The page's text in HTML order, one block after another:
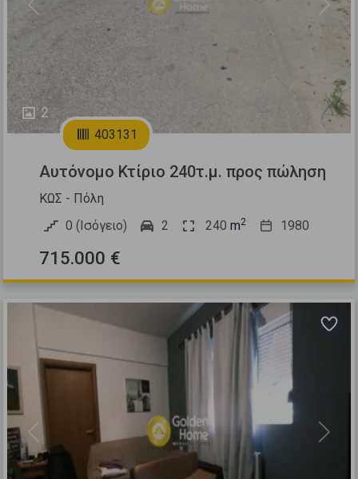
2
Previous Next
403131
Αυτόνομο Κτίριο 240τ.μ. προς πώληση
ΚΩΣ - Πόλη
0 (Ισόγειο)
2 240 m2 1980
715.000 €
Previous Next